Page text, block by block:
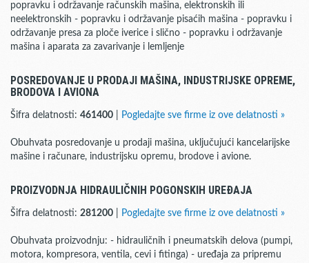
popravku i održavanje računskih mašina, elektronskih ili
neelektronskih - popravku i održavanje pisaćih mašina - popravku i
održavanje presa za ploče iverice i slično - popravku i održavanje
mašina i aparata za zavarivanje i lemljenje
POSREDOVANJE U PRODAJI MAŠINA, INDUSTRIJSKE OPREME,
BRODOVA I AVIONA
Šifra delatnosti: 461400 Pogledajte sve firme iz ove delatnosti »
Obuhvata posredovanje u prodaji mašina, uključujući kancelarijske
mašine i računare, industrijsku opremu, brodove i avione.
PROIZVODNJA HIDRAULIČNIH POGONSKIH UREĐAJA
Šifra delatnosti: 281200 Pogledajte sve firme iz ove delatnosti »
Obuhvata proizvodnju: - hidrauličnih i pneumatskih delova (pumpi,
motora, kompresora, ventila, cevi i fitinga) - uređaja za pripremu